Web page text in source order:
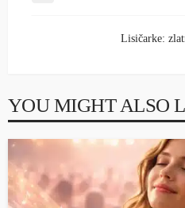
Lisičarke:
YOU MIGHT ALSO